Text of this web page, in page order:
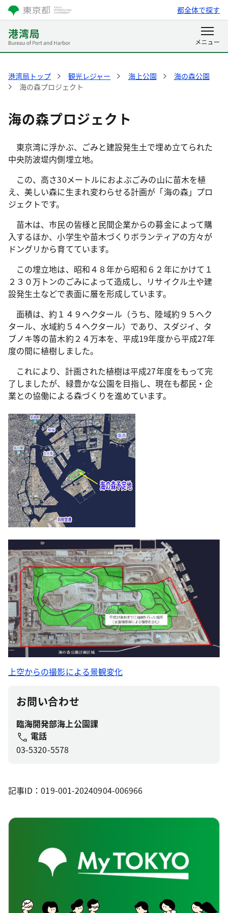
都全体で探す
港湾局トップ 観光レジャー 海上公園
海の森公園
海の森プロジェクト
海の森プロジェクト
東京湾に浮かぶ、ごみと建設発生土で埋め立てられた
中央防波堤内側埋立地。
この、高さ30メートルにおよぶごみの山に苗木を植
え、美しい森に生まれ変わらせる計画が「海の森」プロ
ジェクトです。
苗木は、市民の皆様と民間企業からの募金によって購
入するほか、小学生や苗木づくりボランティアの方々が
ドングリから育てています。
この埋立地は、昭和４８年から昭和６２年にかけて１
２３０万トンのごみによって造成し、リサイクル土や建
設発生土などで表面に層を形成しています。
面積は、約１４９ヘクタール（うち、陸域約９５ヘク
タール、水域約５４ヘクタール）であり、スダジイ、タ
ブノキ等の苗木約２４万本を、平成19年度から平成27年
度の間に植樹しました。
これにより、計画された植樹は平成27年度をもって完
了しましたが、緑豊かな公園を目指し、現在も都民・企
業との協働による森づくりを進めています。
上空からの撮影による景観変化
お問い合わせ
臨海開発部海上公園課
電話
03-5320-5578
記事ID：019-001-20240904-006966